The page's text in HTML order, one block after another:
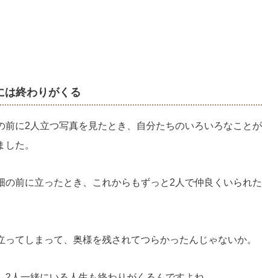
は終わりがくる
前に2人立つ写真を見たとき、自分たちのいろいろなことが
た。
の前に立ったとき、これからもずっと2人で仲良くいられ
ってしまって、奥様を残されてつらかったんじゃないか。